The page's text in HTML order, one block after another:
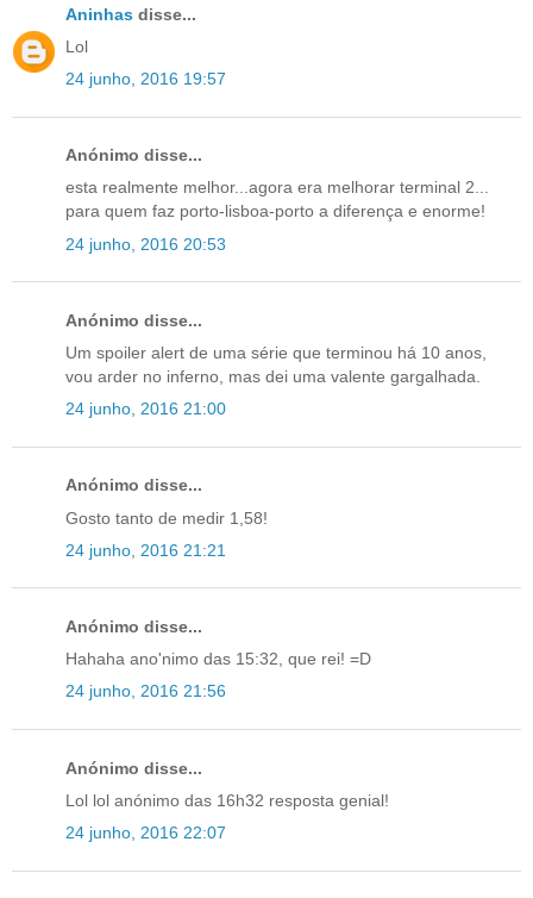
Aninhas disse...
Lol
24 junho, 2016 19:57
Anónimo disse...
esta realmente melhor...agora era melhorar terminal 2...
para quem faz porto-lisboa-porto a diferença e enorme!
24 junho, 2016 20:53
Anónimo disse...
Um spoiler alert de uma série que terminou há 10 anos,
vou arder no inferno, mas dei uma valente gargalhada.
24 junho, 2016 21:00
Anónimo disse...
Gosto tanto de medir 1,58!
24 junho, 2016 21:21
Anónimo disse...
Hahaha ano'nimo das 15:32, que rei! =D
24 junho, 2016 21:56
Anónimo disse...
Lol lol anónimo das 16h32 resposta genial!
24 junho, 2016 22:07